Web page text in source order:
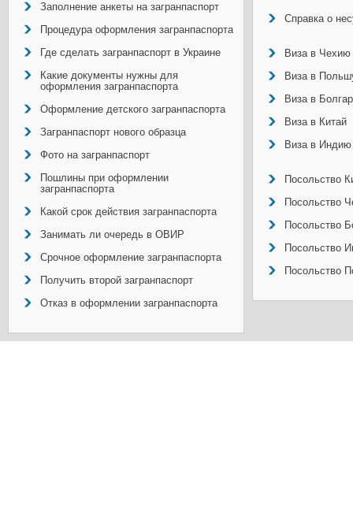
Заполнение анкеты на загранпаспорт
Процедура оформления загранпаспорта
Где сделать загранпаспорт в Украине
Какие документы нужны для
оформления загранпаспорта
Оформление детского загранпаспорта
Загранпаспорт нового образца
Фото на загранпаспорт
Пошлины при оформлении
загранпаспорта
Какой срок действия загранпаспорта
Занимать ли очередь в ОВИР
Срочное оформление загранпаспорта
Получить второй загранпаспорт
Отказ в оформлении загранпаспорта
Справка о
Виза в Чехию
Виза в
Виза в
Виза в Китай
Виза в Индию
Посольство
Посольство
Посольство
Посольство
Посольство